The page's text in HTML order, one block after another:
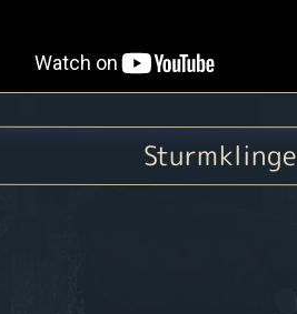
Sturmklinge